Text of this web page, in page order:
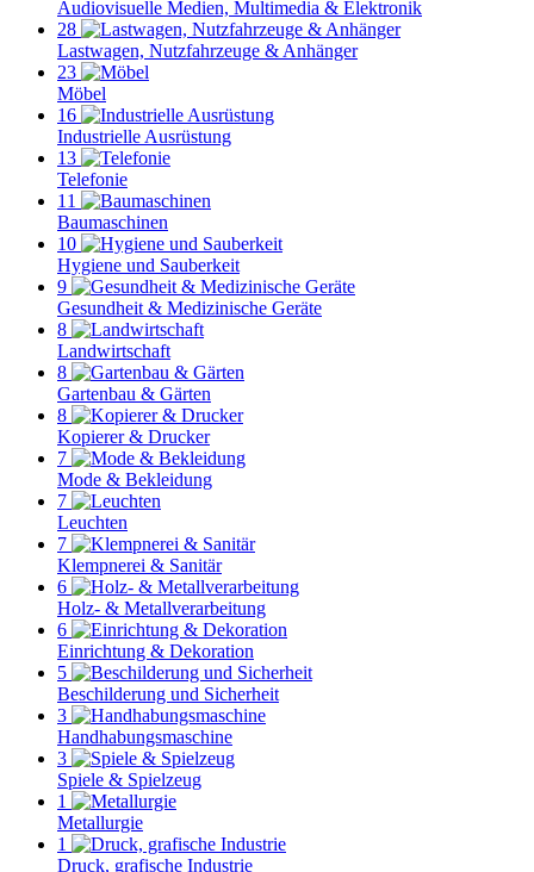
Audiovisuelle Medien, Multimedia & Elektronik
28
Lastwagen, Nutzfahrzeuge & Anhänger
23
Möbel
16
Industrielle Ausrüstung
13
Telefonie
11
Baumaschinen
10
Hygiene und Sauberkeit
9
Gesundheit & Medizinische Geräte
8
Landwirtschaft
8
Gartenbau & Gärten
8
Kopierer & Drucker
7
Mode & Bekleidung
7
Leuchten
7
Klempnerei & Sanitär
6
Holz- & Metallverarbeitung
6
Einrichtung & Dekoration
5
Beschilderung und Sicherheit
3
Handhabungsmaschine
3
Spiele & Spielzeug
1
Metallurgie
1
Druck, grafische Industrie